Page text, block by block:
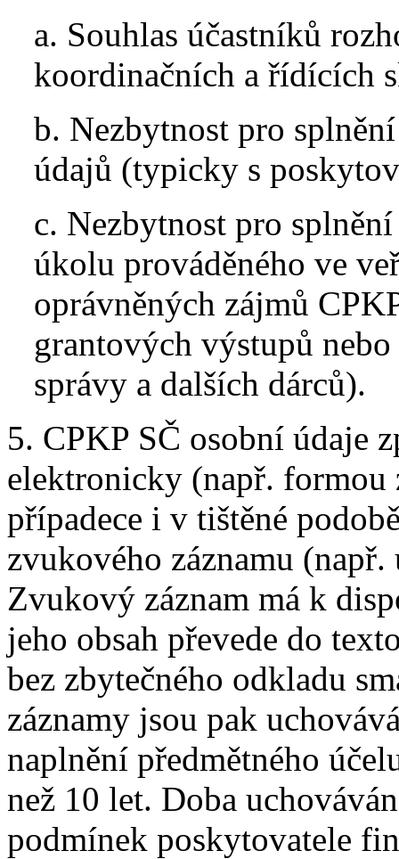
a. Souhlas účastníků
koordinačních a řídících
b. Nezbytnost pro
údajů (typicky s
c. Nezbytnost pro
úkolu prováděného ve
oprávněných zájmů
grantových výstupů
správy a dalších dárců).
5. CPKP SČ osobní údaje
elektronicky (např. formou
případece i v tištěné
zvukového záznamu
Zvukový záznam má k
jeho obsah převede do
bez zbytečného odkladu
záznamy jsou pak
naplnění předmětného
než 10 let. Doba
podmínek poskytovatele